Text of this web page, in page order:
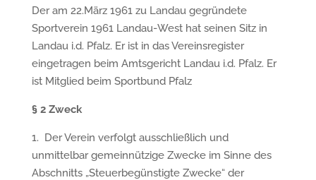
Der am 22.März 1961 zu Landau gegründete
Sportverein 1961 Landau-West hat seinen Sitz in
Landau i.d. Pfalz. Er ist in das Vereinsregister
eingetragen beim Amtsgericht Landau i.d. Pfalz. Er
ist Mitglied beim Sportbund Pfalz
§2 Zweck
1. Der Verein verfolgt ausschließlich und
unmittelbar gemeinnützige Zwecke im Sinne des
Abschnitts „Steuerbegünstigte Zwecke“ der